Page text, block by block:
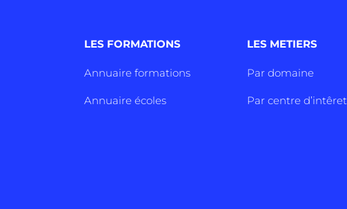
LES FORMATIONS
Annuaire formations
Annuaire écoles
LES METIERS
Par domaine
Par centre d’intêret